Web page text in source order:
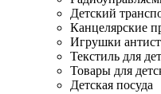
Детский
Канцелярские
Игрушки
Текстиль для
Товары для
Детская посуда